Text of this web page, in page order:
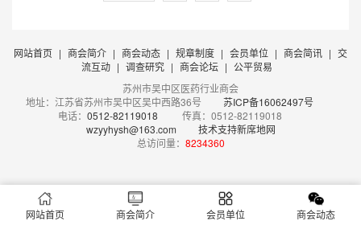
网站首页 | 商会简介 | 商会动态 | 规章制度 | 会员单位 | 商会简讯 | 交
流互动 | 调查研究 | 商会论坛 | 公平贸易
苏州市吴中区医药行业商会
地址：江苏省苏州市吴中区吴中西路36号
苏ICP备16062497号
电话： 0512-82119018 传真：0512-82119018
wzyyhysh@163.com
技术支持新席地网
总访问量： 8234360
网站首页 商会简介 会员单位 商会动态